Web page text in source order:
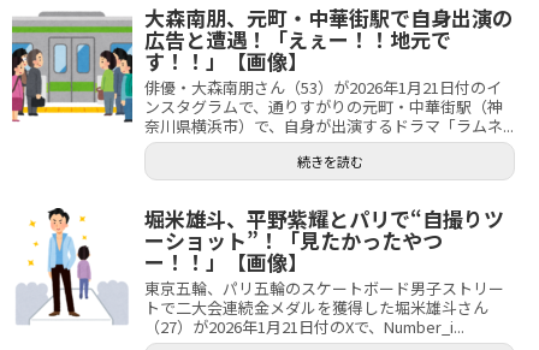
大森南朋、元町・中華街駅で自身出演の
広告と遭遇！「えぇー！！地元で
す！！」【画像】
俳優・大森南朋さん（53）が2026年1月21日付のイ
ンスタグラムで、通りすがりの元町・中華街駅（神
奈川県横浜市）で、自身が出演するドラマ「ラムネ...
続きを読む
堀米雄斗、平野紫耀とパリで“自撮りツ
ーショット”！「見たかったやつ
ー！！」【画像】
東京五輪、パリ五輪のスケートボード男子ストリー
トで二大会連続金メダルを獲得した堀米雄斗さん
（27）が2026年1月21日付のXで、Number_i...